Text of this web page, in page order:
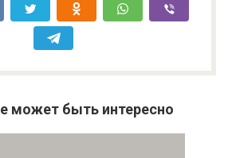
может быть интересно